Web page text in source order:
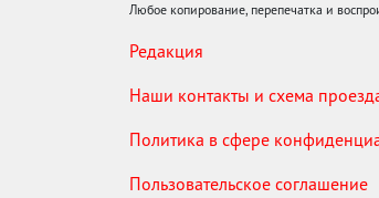
Любое копирование, перепечатка и
Редакция
Наши контакты и схема
Политика в сфере
Пользовательское соглашение